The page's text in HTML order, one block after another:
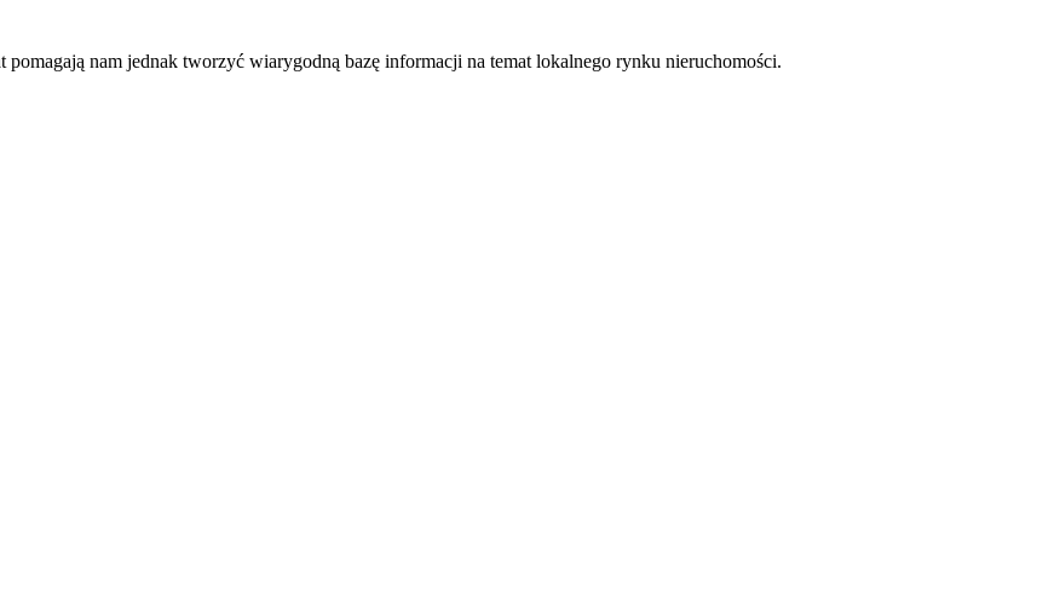
nam jednak tworzyć wiarygodną bazę informacji na temat lokalnego rynku nieruchomości.